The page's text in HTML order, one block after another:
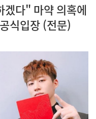
겠다" 마약 의혹에
식입장 (전문)